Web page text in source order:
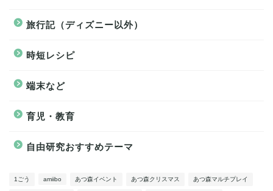
旅行記（ディズニー以外）
時短レシピ
端末など
育児・教育
自由研究おすすめテーマ
1ごう amiibo あつ森イベント あつ森クリスマス あつ森マルチプレイ